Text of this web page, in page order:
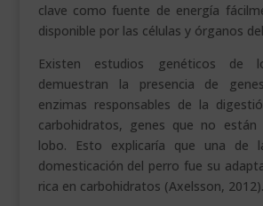
clave como fuente de energía
disponible por las células y órganos
Existen estudios genéticos de
demuestran la presencia de
enzimas responsables de la
carbohidratos, genes que no están
lobo. Esto explicaría que una de
domesticación del perro fue su
rica en carbohidratos (Axelsson, 2012).